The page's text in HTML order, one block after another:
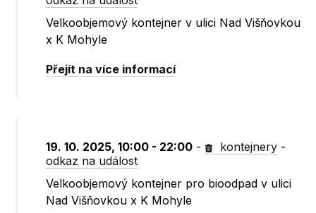
Velkoobjemový kontejner v ulici Nad Višňovkou
x K Mohyle
Přejít na více informací
19. 10. 2025, 10:00 - 22:00 - kontejnery -
odkaz na událost
Velkoobjemový kontejner pro bioodpad v ulici
Nad Višňovkou x K Mohyle